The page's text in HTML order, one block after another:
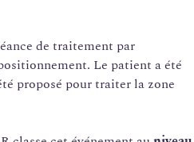
de traitement par
Le patient a été
proposé pour traiter la zone